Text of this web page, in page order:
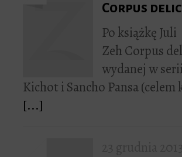
Corpus
Po książkę Juli
Zeh Corpus
wydanej w
Kichot i Sancho Pansa
[...]